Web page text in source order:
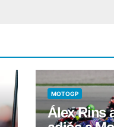
MOTOGP
Álex Rins